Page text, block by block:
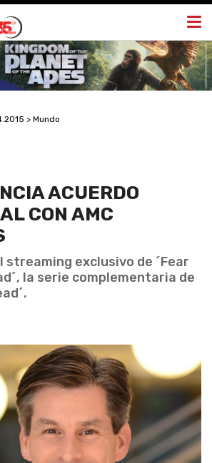
> Mundo
ACUERDO
CON AMC
streaming exclusivo de ´Fear
la serie complementaria de